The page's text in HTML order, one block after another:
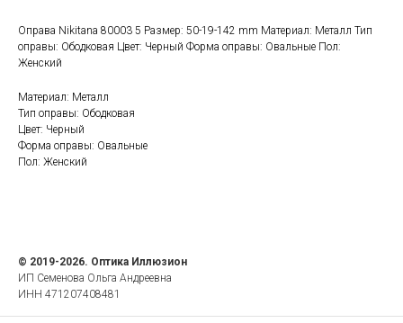
Оправа Nikitana 80003 5 Размер: 50-19-142 mm Материал: Металл Тип
оправы: Ободковая Цвет: Черный Форма оправы: Овальные Пол:
Женский
Материал: Металл
Тип оправы: Ободковая
Цвет: Черный
Форма оправы: Овальные
Пол: Женский
© 2019-2026. Оптика Иллюзион
ИП Семенова Ольга Андреевна
ИНН 471207408481